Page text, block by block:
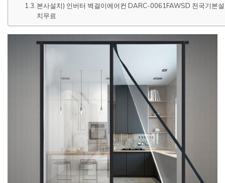
본사설치) 인버터 벽걸이에어컨 DARC-0061FAWSD 전국기본설
치무료